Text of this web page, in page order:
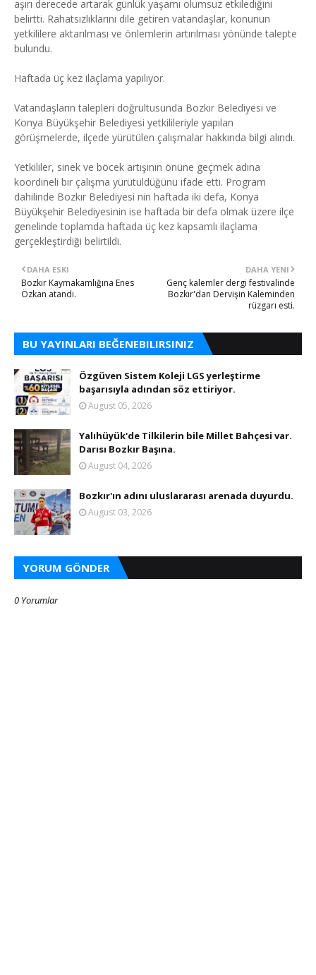
aşırı derecede artarak günlük yaşamı olumsuz etkilediğini
belirtti. Rahatsızlıklarını dile getiren vatandaşlar, konunun
yetkililere aktarılması ve önlemlerin artırılması yönünde talepte
bulundu.
Haftada üç kez ilaçlama yapılıyor.
Vatandaşların talepleri doğrultusunda Bozkır Belediyesi ve
Konya Büyükşehir Belediyesi yetkilileriyle yapılan
görüşmelerde, ilçede yürütülen çalışmalar hakkında bilgi alındı.
Yetkililer, sinek ve böcek artışının önüne geçmek adına
koordineli bir çalışma yürütüldüğünü ifade etti. Program
dahilinde Bozkır Belediyesi nin haftada iki defa, Konya
Büyükşehir Belediyesinin ise haftada bir defa olmak üzere ilçe
genelinde toplamda haftada üç kez kapsamlı ilaçlama
gerçekleştirdiği belirtildi.
DAHA YENI
Genç kalemler dergi festivalinde
Bozkır'dan Dervişin Kaleminden
rüzgarı esti.
DAHA ESKI
Bozkır Kaymakamlığına Enes
Özkan atandı.
BU YAYINLARI BEĞENEBILIRSINIZ
Özgüven Sistem Koleji LGS yerleştirme
başarısıyla adından söz ettiriyor.
August 05, 2026
Yalıhüyük'de Tilkilerin bile Millet Bahçesi var.
Darısı Bozkır Başına.
August 04, 2026
Bozkır'ın adını uluslararası arenada duyurdu.
August 03, 2026
YORUM GÖNDER
0 Yorumlar